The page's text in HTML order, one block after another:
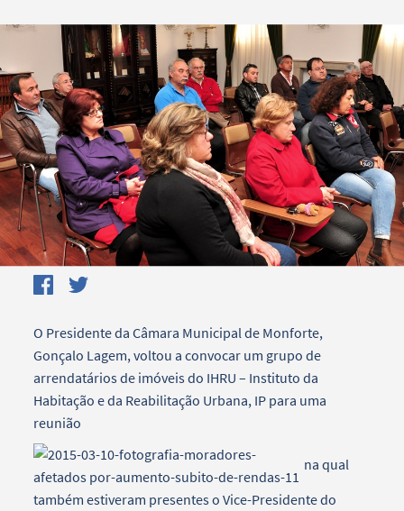
Filtros
O Presidente da Câmara Municipal de Monforte,
Gonçalo Lagem, voltou a convocar um grupo de
arrendatários de imóveis do IHRU – Instituto da
Habitação e da Reabilitação Urbana, IP para uma
reunião
na qual
também estiveram presentes o Vice-Presidente do